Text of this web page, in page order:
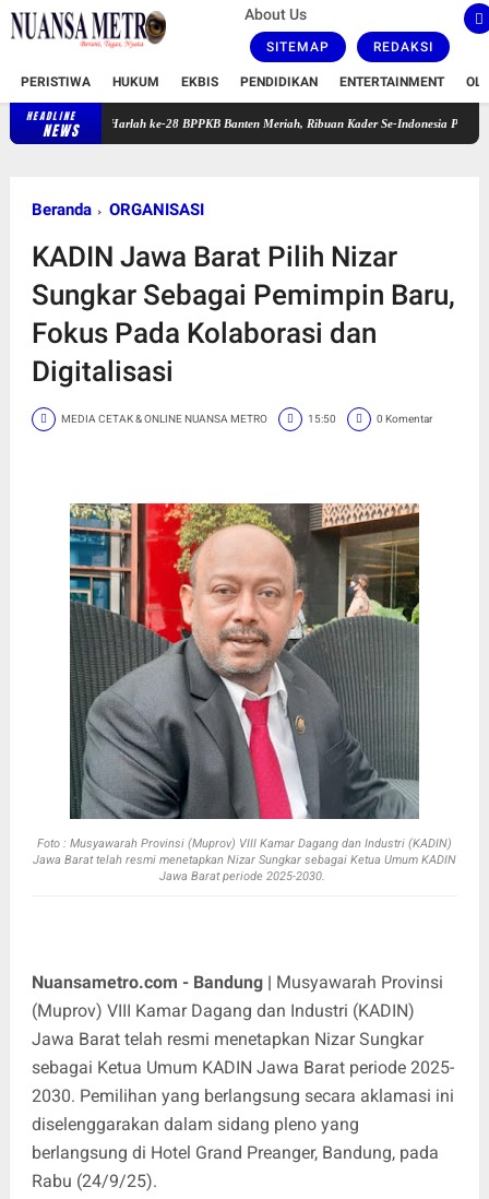
About Us
SITEMAP REDAKSI
PERISTIWA HUKUM EKBIS PENDIDIKAN ENTERTAINMENT
HEADLINE
NEWS
Harlah ke-28 BPPKB Banten Meriah, Ribuan Kader Se-Indonesia Padati GOR
Beranda ORGANISASI
KADIN Jawa Barat Pilih Nizar
Sungkar Sebagai Pemimpin Baru,
Fokus Pada Kolaborasi dan
Digitalisasi
MEDIA CETAK & ONLINE NUANSA METRO 15:50 0 Komentar
Foto : Musyawarah Provinsi (Muprov) VIII Kamar Dagang dan Industri (KADIN)
Jawa Barat telah resmi menetapkan Nizar Sungkar sebagai Ketua Umum KADIN
Jawa Barat periode 2025-2030.
Nuansametro.com - Bandung | Musyawarah Provinsi
(Muprov) VIII Kamar Dagang dan Industri (KADIN)
Jawa Barat telah resmi menetapkan Nizar Sungkar
sebagai Ketua Umum KADIN Jawa Barat periode 2025-
2030. Pemilihan yang berlangsung secara aklamasi ini
diselenggarakan dalam sidang pleno yang
berlangsung di Hotel Grand Preanger, Bandung, pada
Rabu (24/9/25).